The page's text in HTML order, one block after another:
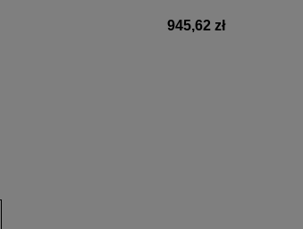
945,62 zł